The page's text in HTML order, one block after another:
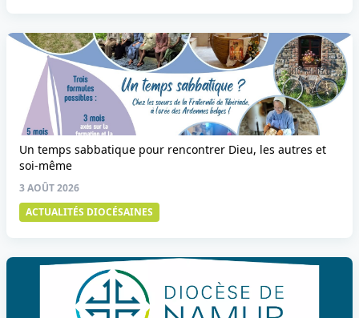
Un temps sabbatique pour rencontrer Dieu, les autres et
soi-même
3 AOÛT 2026
ACTUALITÉS DIOCÉSAINES